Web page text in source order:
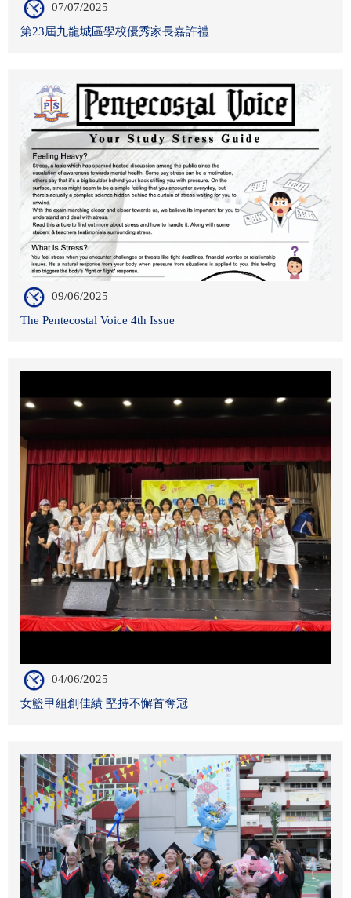
07/07/2025
第23屆九龍城區學校優秀家長嘉許禮
09/06/2025
The Pentecostal Voice 4th Issue
04/06/2025
女籃甲組創佳績 堅持不懈首奪冠